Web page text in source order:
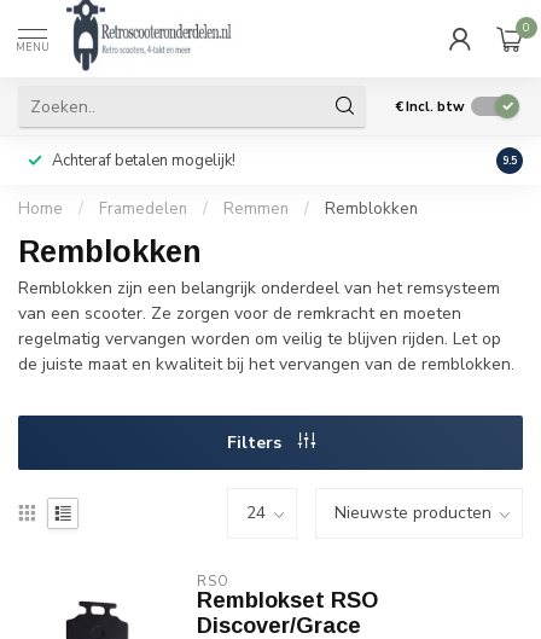
MENU
0
€Incl. btw
Achteraf betalen mogelijk! Geen
9.5
Home / Framedelen / Remmen / Remblokken
Remblokken
Remblokken zijn een belangrijk onderdeel van het remsysteem
van een scooter. Ze zorgen voor de remkracht en moeten
regelmatig vervangen worden om veilig te blijven rijden. Let op
de juiste maat en kwaliteit bij het vervangen van de remblokken.
Filters
RSO
Remblokset RSO
Discover/Grace